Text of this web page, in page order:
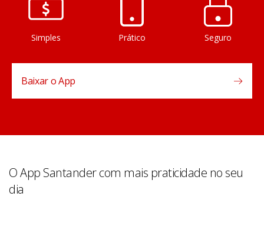
Simples Prático Seguro
Baixar o App
O App Santander com mais praticidade no seu
dia